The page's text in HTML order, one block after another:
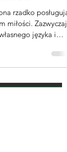
rzadko posługują
miłości. Zazwyczaj
gdy...